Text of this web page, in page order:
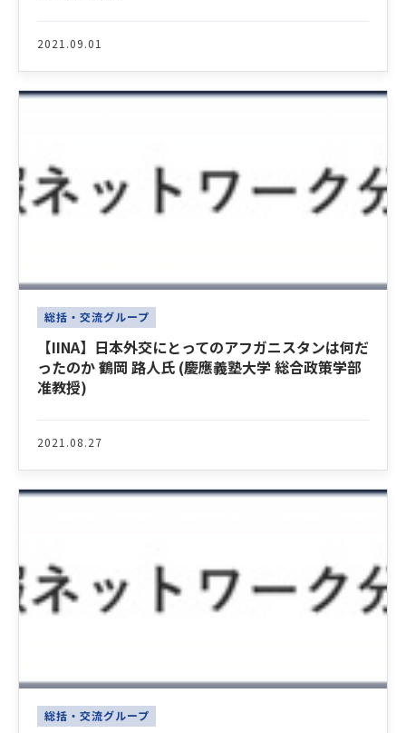
2021.09.01
総括・交流グループ
【IINA】日本外交にとってのアフガニスタンは何だ
ったのか 鶴岡 路人氏 (慶應義塾大学 総合政策学部
准教授)
2021.08.27
総括・交流グループ